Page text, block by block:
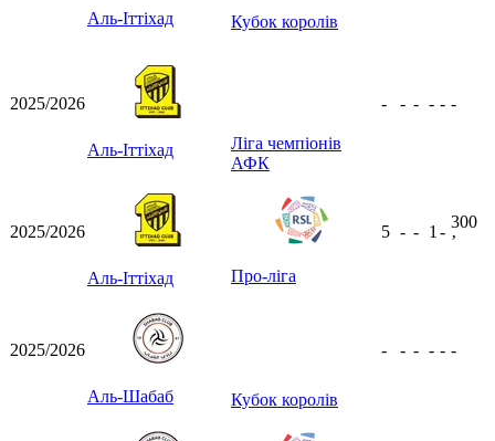
Аль-Іттіхад Кубок королів
2025/2026
Аль-Іттіхад
Ліга чемпіонів
АФК
- - - - - -
2025/2026
Аль-Іттіхад Про-ліга
5 - - 1 -
300
ʼ
2025/2026
Аль-Шабаб Кубок королів
- - - - - -